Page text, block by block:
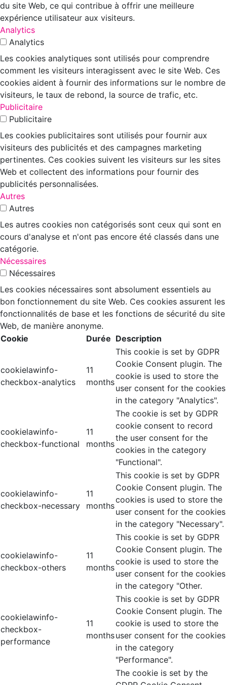
du site Web, ce qui contribue à offrir une meilleure
expérience utilisateur aux visiteurs.
Analytics
Analytics
Les cookies analytiques sont utilisés pour comprendre
comment les visiteurs interagissent avec le site Web. Ces
cookies aident à fournir des informations sur le nombre de
visiteurs, le taux de rebond, la source de trafic, etc.
Publicitaire
Publicitaire
Les cookies publicitaires sont utilisés pour fournir aux
visiteurs des publicités et des campagnes marketing
pertinentes. Ces cookies suivent les visiteurs sur les sites
Web et collectent des informations pour fournir des
publicités personnalisées.
Autres
Autres
Les autres cookies non catégorisés sont ceux qui sont en
cours d'analyse et n'ont pas encore été classés dans une
catégorie.
Nécessaires
Nécessaires
Les cookies nécessaires sont absolument essentiels au
bon fonctionnement du site Web. Ces cookies assurent les
fonctionnalités de base et les fonctions de sécurité du site
Web, de manière anonyme.
Cookie
Durée Description
cookielawinfo-
checkbox-analytics
11
months
This cookie is set by GDPR
Cookie Consent plugin. The
cookie is used to store the
user consent for the cookies
in the category "Analytics".
cookielawinfo-
checkbox-functional
11
months
The cookie is set by GDPR
cookie consent to record
the user consent for the
cookies in the category
"Functional".
cookielawinfo-
checkbox-necessary
11
months
This cookie is set by GDPR
Cookie Consent plugin. The
cookies is used to store the
user consent for the cookies
in the category "Necessary".
cookielawinfo-
checkbox-others
11
months
This cookie is set by GDPR
Cookie Consent plugin. The
cookie is used to store the
user consent for the cookies
in the category "Other.
cookielawinfo-
checkbox-
performance
11
months
This cookie is set by GDPR
Cookie Consent plugin. The
cookie is used to store the
user consent for the cookies
in the category
"Performance".
The cookie is set by the